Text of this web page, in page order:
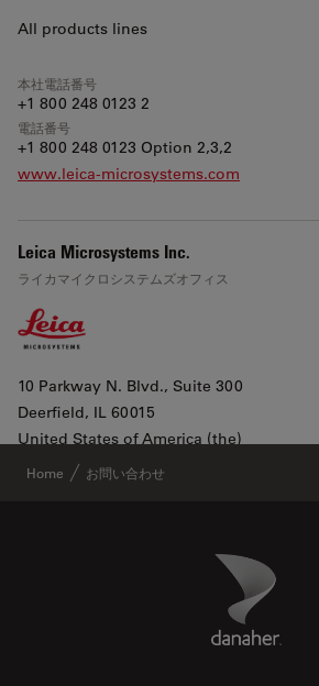
Leaflet |©
All products lines
本社電話番号
+1 800 248 0123 2
電話番号
+1 800 248 0123 Option 2,3,2
www.leica-microsystems.com
Leica Microsystems Inc.
ライカマイクロシステムズオフィス
10 Parkway N. Blvd., Suite 300
Deerfield, IL 60015
United States of America (the)
Google Mapで表示
+1 800 248 0123 Options 2,3,2
Home お問い合わせ
Danaher Logo